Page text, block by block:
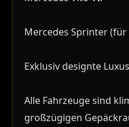
Mercedes Sprinter
Exklusiv designte
Alle Fahrzeuge sind
großzügigen